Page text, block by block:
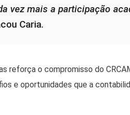
vez mais a participação
Caria.
reforça o compromisso do
e oportunidades que a